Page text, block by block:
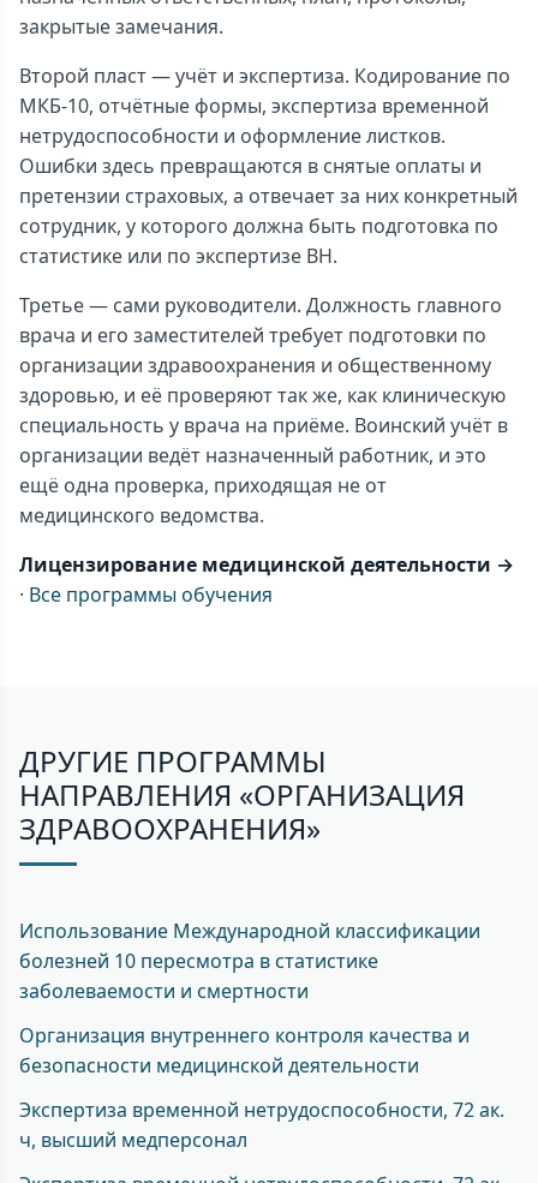
закрытые замечания.
Второй пласт — учёт и экспертиза. Кодирование по
МКБ-10, отчётные формы, экспертиза временной
нетрудоспособности и оформление листков.
Ошибки здесь превращаются в снятые оплаты и
претензии страховых, а отвечает за них конкретный
сотрудник, у которого должна быть подготовка по
статистике или по экспертизе ВН.
Третье — сами руководители. Должность главного
врача и его заместителей требует подготовки по
организации здравоохранения и общественному
здоровью, и её проверяют так же, как клиническую
специальность у врача на приёме. Воинский учёт в
организации ведёт назначенный работник, и это
ещё одна проверка, приходящая не от
медицинского ведомства.
Лицензирование медицинской деятельности →
· Все программы обучения
ДРУГИЕ ПРОГРАММЫ
НАПРАВЛЕНИЯ «ОРГАНИЗАЦИЯ
ЗДРАВООХРАНЕНИЯ»
Использование Международной классификации
болезней 10 пересмотра в статистике
заболеваемости и смертности
Организация внутреннего контроля качества и
безопасности медицинской деятельности
Экспертиза временной нетрудоспособности, 72 ак.
ч, высший медперсонал